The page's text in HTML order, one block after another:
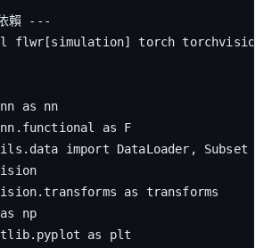
賴 ---
flwr[simulation] torch torchvision
as nn
as F
import DataLoader, Subset
as transforms
np
as plt